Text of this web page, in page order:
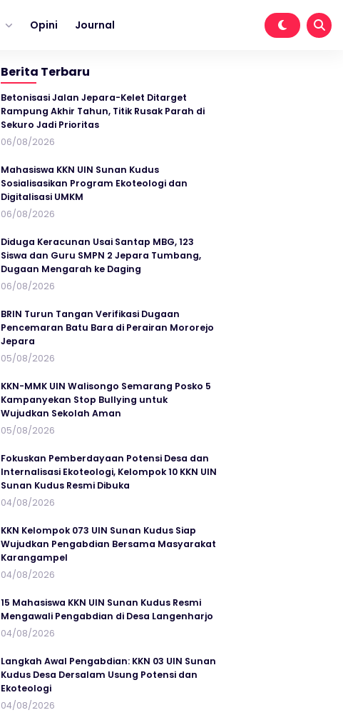
Opini Journal
Berita Terbaru
Betonisasi Jalan Jepara-Kelet Ditarget
Rampung Akhir Tahun, Titik Rusak Parah di
Sekuro Jadi Prioritas
06/08/2026
Mahasiswa KKN UIN Sunan Kudus
Sosialisasikan Program Ekoteologi dan
Digitalisasi UMKM
06/08/2026
Diduga Keracunan Usai Santap MBG, 123
Siswa dan Guru SMPN 2 Jepara Tumbang,
Dugaan Mengarah ke Daging
06/08/2026
BRIN Turun Tangan Verifikasi Dugaan
Pencemaran Batu Bara di Perairan Mororejo
Jepara
05/08/2026
KKN-MMK UIN Walisongo Semarang Posko 5
Kampanyekan Stop Bullying untuk
Wujudkan Sekolah Aman
05/08/2026
Fokuskan Pemberdayaan Potensi Desa dan
Internalisasi Ekoteologi, Kelompok 10 KKN UIN
Sunan Kudus Resmi Dibuka
04/08/2026
KKN Kelompok 073 UIN Sunan Kudus Siap
Wujudkan Pengabdian Bersama Masyarakat
Karangampel
04/08/2026
15 Mahasiswa KKN UIN Sunan Kudus Resmi
Mengawali Pengabdian di Desa Langenharjo
04/08/2026
Langkah Awal Pengabdian: KKN 03 UIN Sunan
Kudus Desa Dersalam Usung Potensi dan
Ekoteologi
04/08/2026